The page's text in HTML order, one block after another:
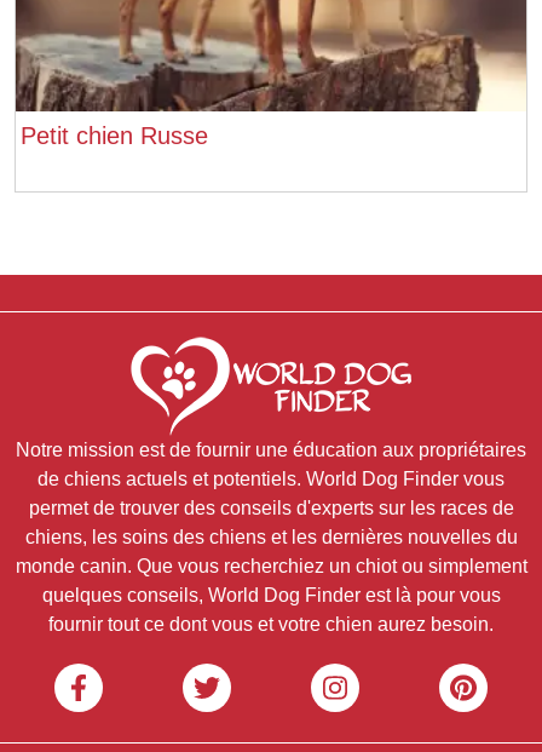
Petit chien Russe
Notre mission est de fournir une éducation aux propriétaires
de chiens actuels et potentiels. World Dog Finder vous
permet de trouver des conseils d'experts sur les races de
chiens, les soins des chiens et les dernières nouvelles du
monde canin. Que vous recherchiez un chiot ou simplement
quelques conseils, World Dog Finder est là pour vous
fournir tout ce dont vous et votre chien aurez besoin.